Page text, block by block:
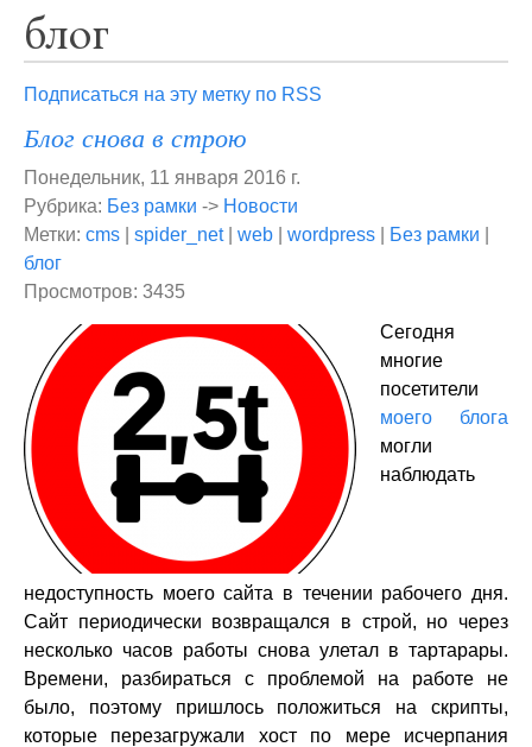
блог
Подписаться на эту метку по RSS
Блог снова в строю
Понедельник, 11 января 2016 г.
Рубрика: Без рамки -> Новости
Метки: cms spider_net| web wordpress Без рамки
блог
Просмотров: 3435
Сегодня
многие
посетители
моего блога
могли
наблюдать
недоступность моего сайта в течении рабочего дня.
Сайт периодически возвращался в строй, но через
несколько часов работы снова улетал в тартарары.
Времени, разбираться с проблемой на работе не
было, поэтому пришлось положиться на скрипты,
которые перезагружали хост по мере исчерпания